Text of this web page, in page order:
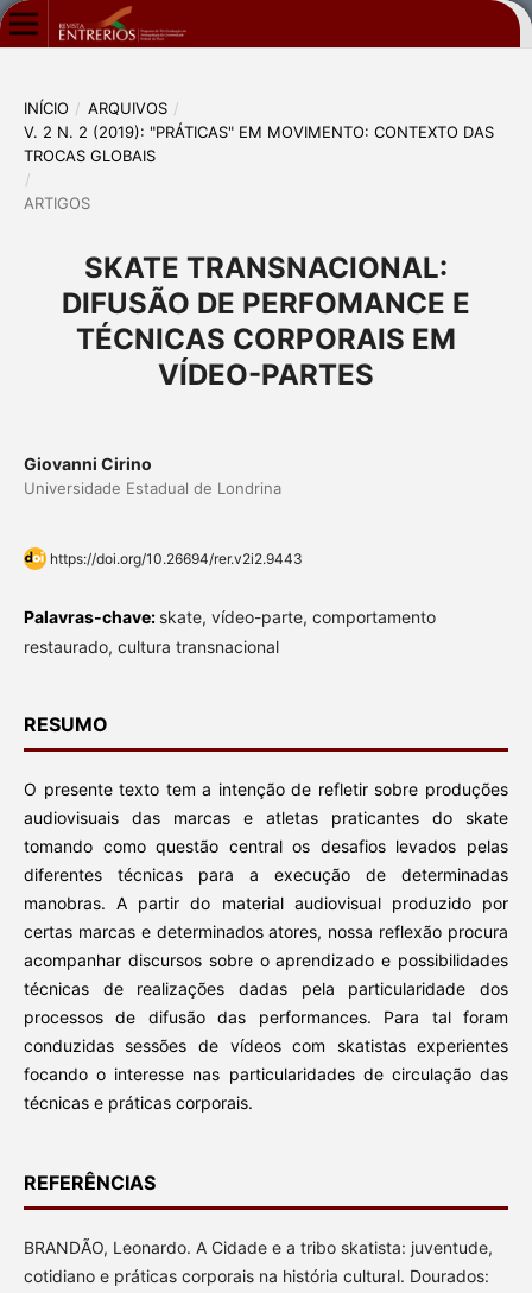
INÍCIO / ARQUIVOS /
V. 2 N. 2 (2019): "PRÁTICAS" EM MOVIMENTO: CONTEXTO DAS
TROCAS GLOBAIS
/
ARTIGOS
SKATE TRANSNACIONAL:
DIFUSÃO DE PERFOMANCE E
TÉCNICAS CORPORAIS EM
VÍDEO-PARTES
Giovanni Cirino
Universidade Estadual de Londrina
https://doi.org/10.26694/rer.v2i2.9443
Palavras-chave: skate, vídeo-parte, comportamento
restaurado, cultura transnacional
RESUMO
O presente texto tem a intenção de refletir sobre produções
audiovisuais das marcas e atletas praticantes do skate
tomando como questão central os desafios levados pelas
diferentes técnicas para a execução de determinadas
manobras. A partir do material audiovisual produzido por
certas marcas e determinados atores, nossa reflexão procura
acompanhar discursos sobre o aprendizado e possibilidades
técnicas de realizações dadas pela particularidade dos
processos de difusão das performances. Para tal foram
conduzidas sessões de vídeos com skatistas experientes
focando o interesse nas particularidades de circulação das
técnicas e práticas corporais.
REFERÊNCIAS
BRANDÃO, Leonardo. A Cidade e a tribo skatista: juventude,
cotidiano e práticas corporais na história cultural. Dourados: